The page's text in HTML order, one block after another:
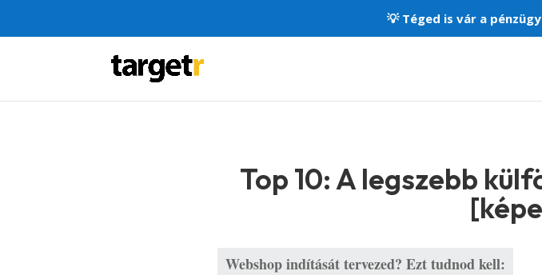
💡 Téged is vár a
Top 10: A legszebb
Webshop indítását tervezed? Ezt tudnod kell: